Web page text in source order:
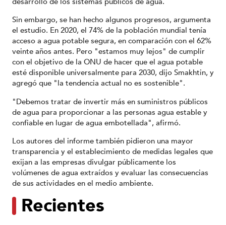
Sin embargo, se han hecho algunos progresos, argumenta
el estudio. En 2020, el 74% de la población mundial tenía
acceso a agua potable segura, en comparación con el 62%
veinte años antes. Pero "estamos muy lejos" de cumplir
con el objetivo de la ONU de hacer que el agua potable
esté disponible universalmente para 2030, dijo Smakhtin, y
agregó que "la tendencia actual no es sostenible".
"Debemos tratar de invertir más en suministros públicos
de agua para proporcionar a las personas agua estable y
confiable en lugar de agua embotellada", afirmó.
Los autores del informe también pidieron una mayor
transparencia y el establecimiento de medidas legales que
exijan a las empresas divulgar públicamente los
volúmenes de agua extraídos y evaluar las consecuencias
de sus actividades en el medio ambiente.
Recientes